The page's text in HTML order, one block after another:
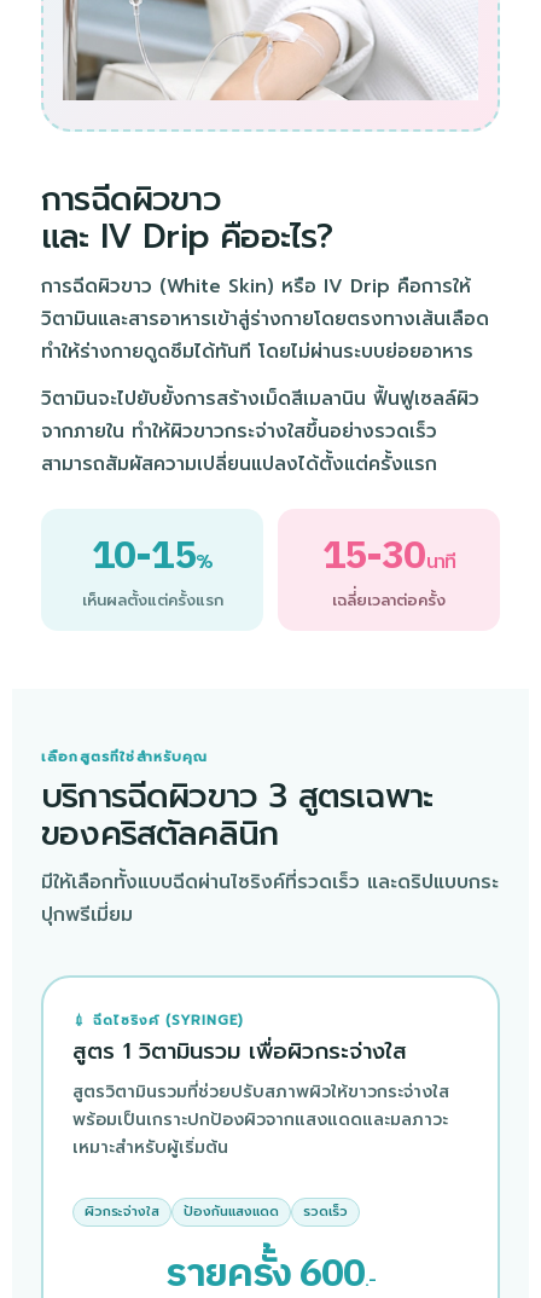
การฉีดผิวขาว
และ IV Drip คืออะไร?
การฉีดผิวขาว (White Skin) หรือ IV Drip คือการให้
วิตามินและสารอาหารเข้าสู่ร่างกายโดยตรงทางเส้นเลือด
ทำให้ร่างกายดูดซึมได้ทันที โดยไม่ผ่านระบบย่อยอาหาร
วิตามินจะไปยับยั้งการสร้างเม็ดสีเมลานิน ฟื้นฟูเซลล์ผิว
จากภายใน ทำให้ผิวขาวกระจ่างใสขึ้นอย่างรวดเร็ว
สามารถสัมผัสความเปลี่ยนแปลงได้ตั้งแต่ครั้งแรก
10-15%
เห็นผลตั้งแต่ครั้งแรก
15-30นาที
เฉลี่่ยเวลาต่อครั้ง
เลือกสูตรที่ใช่สำหรับคุณ
บริการฉีดผิวขาว 3 สูตรเฉพาะ
ของคริสตัลคลินิก
มีให้เลือกทั้งแบบฉีดผ่านไซริงค์ที่รวดเร็ว และดริปแบบกระ
ปุกพรีเมี่ยม
💉 ฉีดไซริงค์ (SYRINGE)
สูตร 1 วิตามินรวม เพื่อผิวกระจ่างใส
สูตรวิตามินรวมที่ช่วยปรับสภาพผิวให้ขาวกระจ่างใส
พร้อมเป็นเกราะปกป้องผิวจากแสงแดดและมลภาวะ
เหมาะสำหรับผู้เริ่มต้น
ผิวกระจ่างใส ป้องกันแสงแดด รวดเร็ว
รายครั้ง 600.-